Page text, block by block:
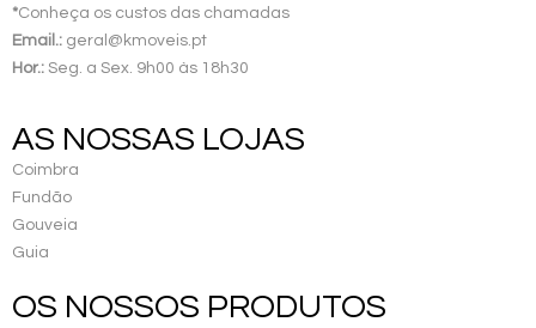
*Conheça os custos das chamadas
Email.: geral@kmoveis.pt
Hor.: Seg. a Sex. 9h00 às 18h30
AS NOSSAS LOJAS
Coimbra
Fundão
Gouveia
Guia
OS NOSSOS PRODUTOS